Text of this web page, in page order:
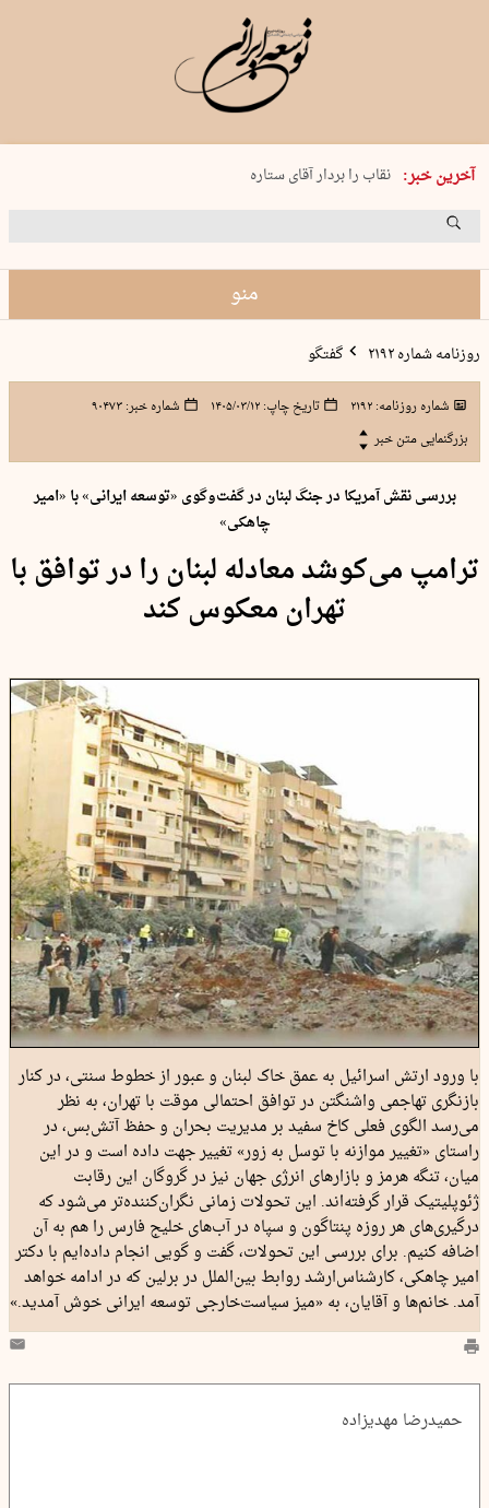
آخرین خبر:
پنجشنبه 15 مرداد 1405 شماره 2243
نقاب را بردار آقای ستاره
منو
روزنامه شماره ۲۱۹۲ گفتگو
شماره روزنامه:۲۱۹۲ تاریخ چاپ:۱۴۰۵/۰۳/۱۲ شماره خبر:۹۰۴۷۳
بزرگنمایی متن خبر
بررسی نقش آمریکا در جنگ لبنان در گفت‌و‌گوی «توسعه ایرانی» با «امیر
چاهکی»
ترامپ می‌کوشد معادله لبنان را در توافق با
تهران معکوس کند
با ورود ارتش اسرائیل به عمق خاک لبنان و عبور از خطوط سنتی، در کنار
بازنگری تهاجمی واشنگتن در توافق احتمالی موقت با تهران، به ‌نظر
می‌رسد الگوی فعلی کاخ سفید بر مدیریت بحران و حفظ آتش‌بس، در
راستای «تغییر موازنه با توسل به زور» تغییر جهت داده است و در این
میان، تنگه هرمز و بازارهای انرژی جهان نیز در گروگان این رقابت
ژئوپلیتیک قرار گرفته‌اند. این تحولات زمانی نگران‌کننده‌تر می‌شود که
درگیری‌های هر روزه پنتاگون و سپاه در آب‌های خلیج فارس را هم به ‌آن
اضافه کنیم. برای بررسی این تحولات، گفت و گویی انجام داده‌ایم با دکتر
امیر چاهکی، کارشناس‌ارشد روابط بین‌الملل در برلین که در ادامه خواهد
آمد. خانم‌ها و آقایان، به‌ «میز سیاست‌خارجی توسعه ‌ایرانی خوش آمدید.»
حمیدرضا مهدیزاده